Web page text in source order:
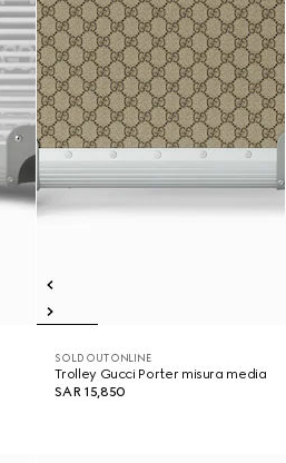
SOLD OUT ONLINE
Trolley Gucci Porter misura media
SAR 15,850